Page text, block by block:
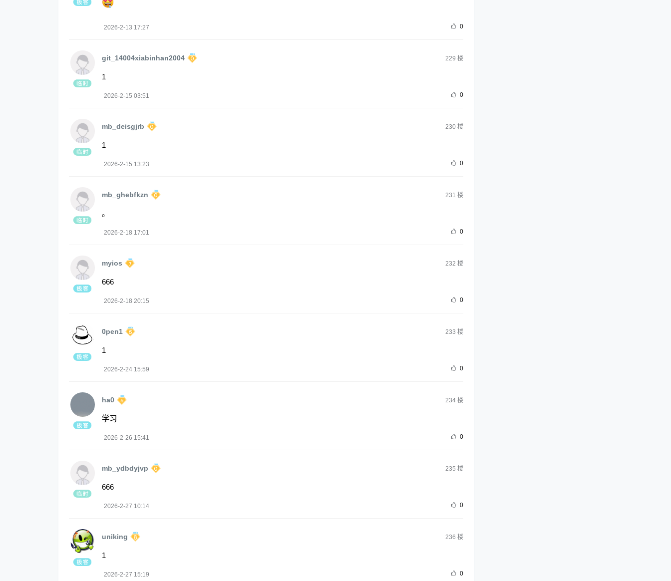
2026-2-13 17:27 0
git_14004xiabinhan2004 229 楼
1
2026-2-15 03:51 0
mb_deisgjrb 230 楼
1
2026-2-15 13:23 0
mb_ghebfkzn 231 楼
。
2026-2-18 17:01 0
myios 232 楼
666
2026-2-18 20:15 0
0pen1 233 楼
1
2026-2-24 15:59 0
ha0 234 楼
学习
2026-2-26 15:41 0
mb_ydbdyjvp 235 楼
666
2026-2-27 10:14 0
uniking 236 楼
1
2026-2-27 15:19 0